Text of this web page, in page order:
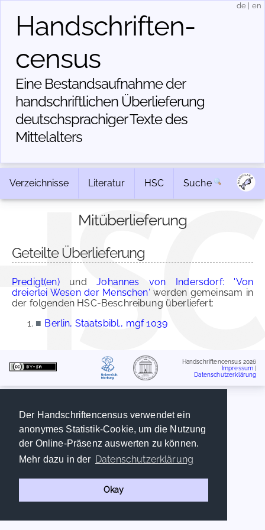
Der Handschriftencensus verwendet ein
anonymes Statistik-Cookie, um die Nutzung
der Online-Präsenz auswerten zu können.
Mehr dazu in der Datenschutzerklärung
Okay
Handschriften­
census
Eine Bestandsaufnahme der
handschriftlichen Über­lieferung
deutschsprachiger Texte des
Mittelalters
de en
Verzeichnisse Literatur HSC Suche
Mitüberlieferung
Geteilte Überlieferung
Predigt(en)undJohannes von Indersdorf: 'Von
dreierlei Wesen der Menschen' werden gemeinsam in
der folgenden HSC-Beschreibung überliefert:
■ Berlin, Staatsbibl., mgf 1039
Handschriftencensus 2026
Impressum
Datenschutzerklärung